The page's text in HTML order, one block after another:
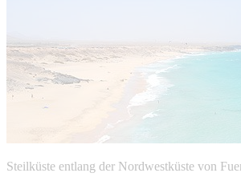
Steilküste entlang der Nordwestküste von